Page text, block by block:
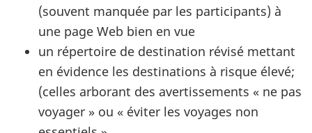
(souvent manquée par les participants) à
une page Web bien en vue
un répertoire de destination révisé mettant
en évidence les destinations à risque élevé;
(celles arborant des avertissements « ne pas
voyager » ou « éviter les voyages non